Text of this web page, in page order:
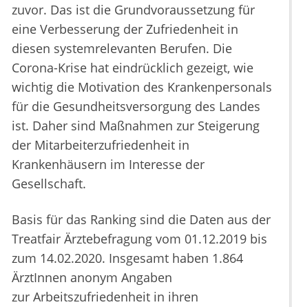
zuvor. Das ist die Grundvoraussetzung für
eine Verbesserung der Zufriedenheit in
diesen systemrelevanten Berufen. Die
Corona-Krise hat eindrücklich gezeigt, wie
wichtig die Motivation des Krankenpersonals
für die Gesundheitsversorgung des Landes
ist. Daher sind Maßnahmen zur Steigerung
der Mitarbeiterzufriedenheit in
Krankenhäusern im Interesse der
Gesellschaft.
Basis für das Ranking sind die Daten aus der
Treatfair Ärztebefragung vom 01.12.2019 bis
zum 14.02.2020. Insgesamt haben 1.864
ÄrztInnen anonym Angaben
zur Arbeitszufriedenheit in ihren